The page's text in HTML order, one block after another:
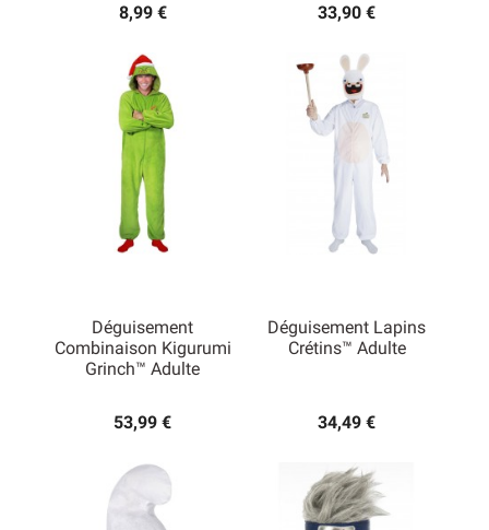
8,99 € 33,90 €
Déguisement
Combinaison Kigurumi
Grinch™ Adulte
53,99 €
Déguisement Lapins
Crétins™ Adulte
34,49 €